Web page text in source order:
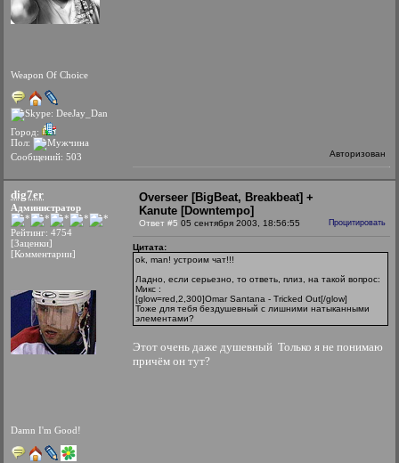
Weapon Of Choice
Город:
Пол:
Сообщений: 503
Авторизован
dig7er
Администратор
Рейтинг: 4754
[Заценки]
[Комментарии]
Damn I'm Good!
Overseer [BigBeat, Breakbeat] +
Kanute [Downtempo]
Ответ #5 05 сентября 2003, 18:56:55 Процитировать
Цитата:
ok, man! устроим чат!!!
Ладно, если серьезно, то ответь, плиз, на такой вопрос:
Микс :
[glow=red,2,300]Omar Santana - Tricked Out[/glow]
Тоже для тебя бездушевный с лишними натыканными
элементами?
Этот очень даже душевный Только я не понимаю
причём он тут?